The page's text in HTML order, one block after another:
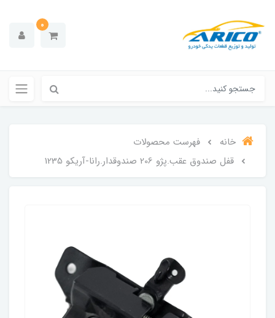
0
خانه
فهرست محصولات
قفل صندوق عقب.پژو 206 صندوقدار.رانا-آریکو 1235